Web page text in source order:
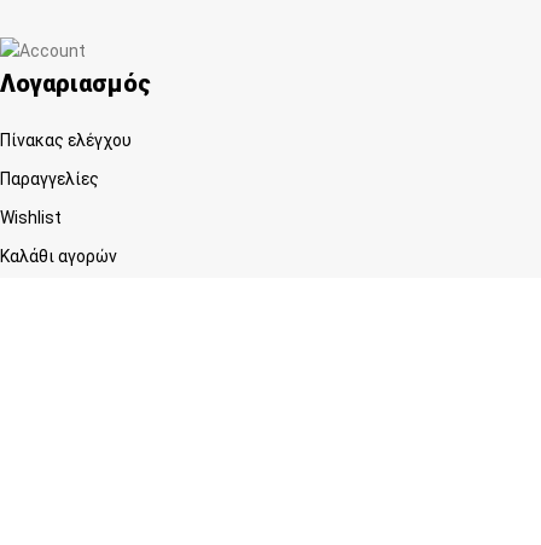
Λογαριασμός
Πίνακας ελέγχου
Παραγγελίες
Wishlist
Καλάθι αγορών